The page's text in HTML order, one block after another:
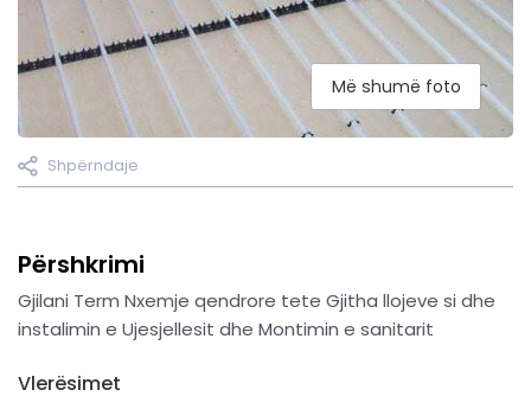
Më shumë foto
Shpërndaje
Përshkrimi
Gjilani Term Nxemje qendrore tete Gjitha llojeve si dhe
instalimin e Ujesjellesit dhe Montimin e sanitarit
Vlerësimet